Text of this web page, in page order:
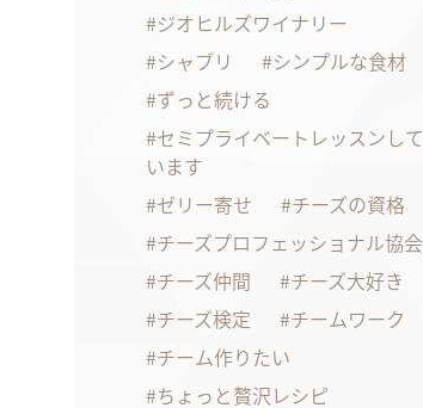
ジオヒルズワイナリー
シャブリ
シンプルな食材
ずっと続ける
セミプライベートレッスンして
います
ゼリー寄せ
チーズの資格
チーズプロフェッショナル協会
チーズ仲間
チーズ大好き
チーズ検定
チームワーク
チーム作りたい
ちょっと贅沢レシピ